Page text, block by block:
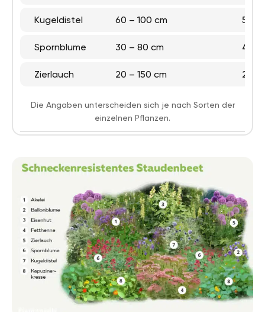
Kugeldistel 60 – 100 cm 50 –
Spornblume 30 – 80 cm 40 –
Zierlauch 20 – 150 cm 20 –
Die Angaben unterscheiden sich je nach Sorten der
einzelnen Pflanzen.